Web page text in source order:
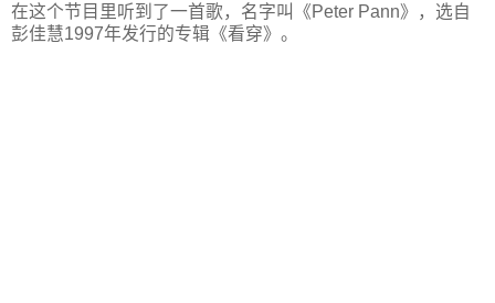
在这个节目里听到了一首歌，名字叫《Peter Pann》，选自
彭佳慧1997年发行的专辑《看穿》。